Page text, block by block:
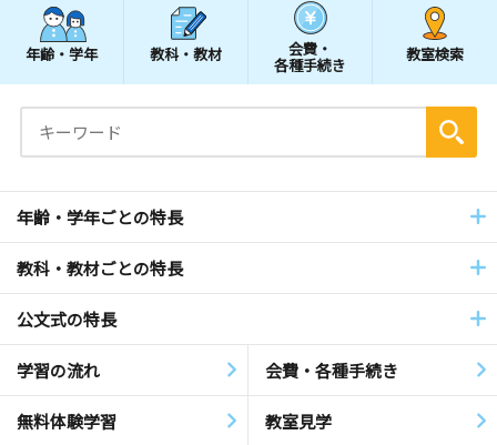
年齢・学年 教科・教材 会費・
各種手続き
教室検索
年齢・学年ごとの特長
教科・教材ごとの特長
公文式の特長
学習の流れ 会費・各種手続き
無料体験学習 教室見学